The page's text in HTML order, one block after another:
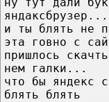
яндаксбрузер...
и ты блять не
эта говно с
пришлось
нем галки...
что бы яндекс
блять блять